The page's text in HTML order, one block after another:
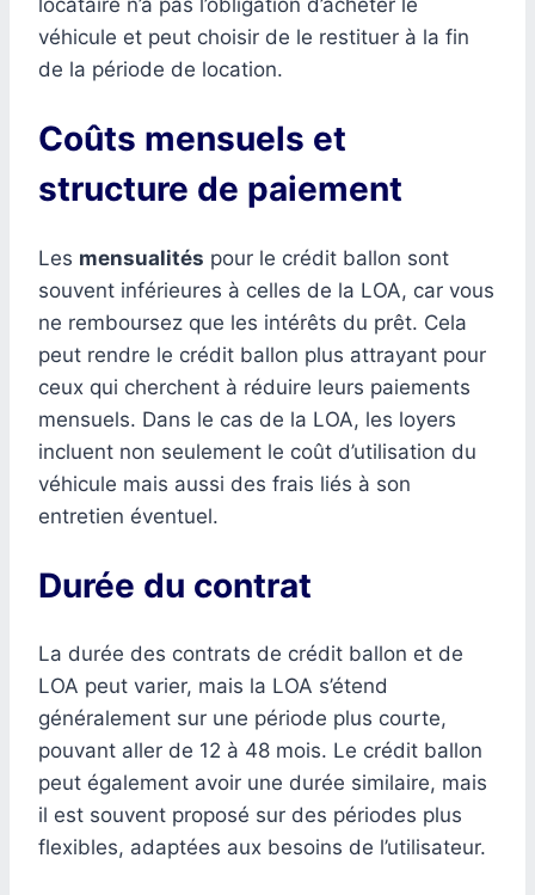
locataire n’a pas l’obligation d’acheter le
véhicule et peut choisir de le restituer à la fin
de la période de location.
Coûts mensuels et
structure de paiement
Les mensualités pour le crédit ballon sont
souvent inférieures à celles de la LOA, car vous
ne remboursez que les intérêts du prêt. Cela
peut rendre le crédit ballon plus attrayant pour
ceux qui cherchent à réduire leurs paiements
mensuels. Dans le cas de la LOA, les loyers
incluent non seulement le coût d’utilisation du
véhicule mais aussi des frais liés à son
entretien éventuel.
Durée du contrat
La durée des contrats de crédit ballon et de
LOA peut varier, mais la LOA s’étend
généralement sur une période plus courte,
pouvant aller de 12 à 48 mois. Le crédit ballon
peut également avoir une durée similaire, mais
il est souvent proposé sur des périodes plus
flexibles, adaptées aux besoins de l’utilisateur.